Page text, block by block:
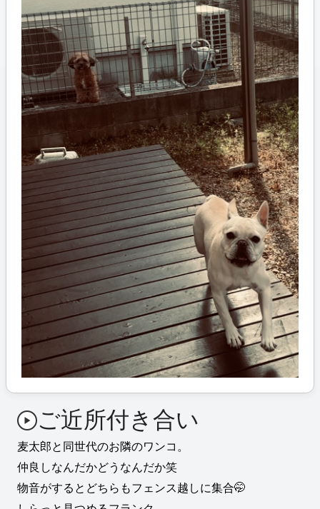
ご近所付き合い
麦太郎と同世代のお隣のワンコ。
仲良しなんだかどうなんだか笑
物音がするとどちらもフェンス越しに集合🤭